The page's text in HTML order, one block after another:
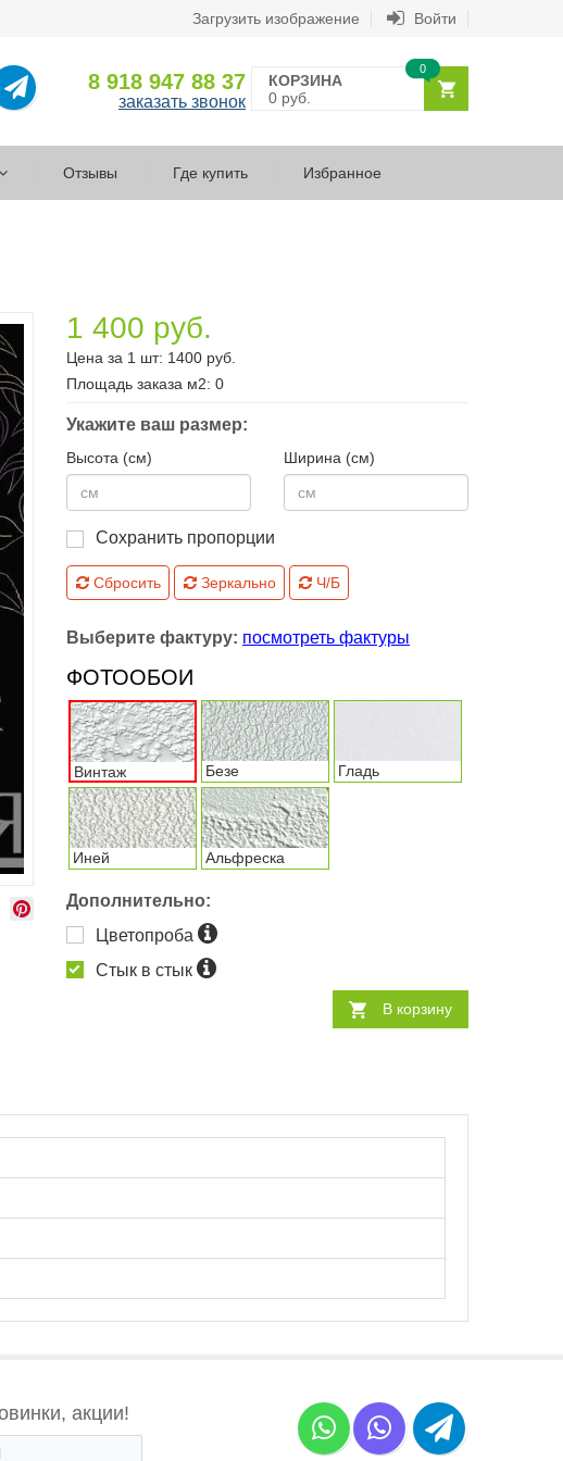
Загрузить изображение Войти
8 918 947 88 37
заказать звонок
КОРЗИНА
0 руб.
0
Отзывы Где купить Избранное
1 400 руб.
Цена за 1 шт: 1400 руб.
Площадь заказа м2: 0
Укажите ваш размер:
Высота (см) Ширина (см)
Сохранить пропорции
Сбросить Зеркально Ч/Б
Выберите фактуру: посмотреть фактуры
ФОТООБОИ
Винтаж Безе Гладь
Иней Альфреска
Дополнительно:
Цветопроба
Стык в стык
В корзину
акции!